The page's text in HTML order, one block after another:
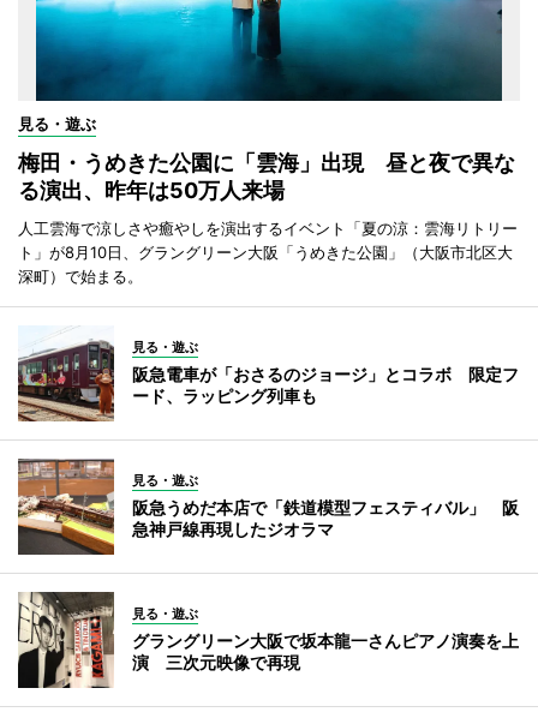
見る・遊ぶ
梅田・うめきた公園に「雲海」出現 昼と夜で異な
る演出、昨年は50万人来場
人工雲海で涼しさや癒やしを演出するイベント「夏の涼：雲海リトリー
ト」が8月10日、グラングリーン大阪「うめきた公園」（大阪市北区大
深町）で始まる。
見る・遊ぶ
阪急電車が「おさるのジョージ」とコラボ 限定フ
ード、ラッピング列車も
見る・遊ぶ
阪急うめだ本店で「鉄道模型フェスティバル」 阪
急神戸線再現したジオラマ
見る・遊ぶ
グラングリーン大阪で坂本龍一さんピアノ演奏を上
演 三次元映像で再現